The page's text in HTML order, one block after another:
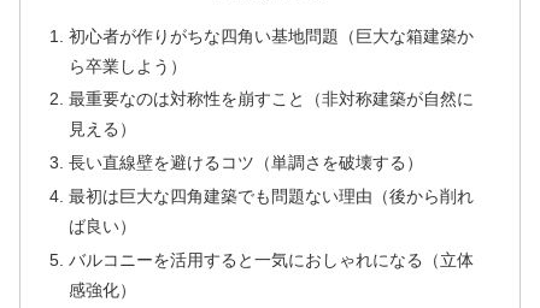
初心者が作りがちな四角い基地問題（巨大な箱建築か
ら卒業しよう）
最重要なのは対称性を崩すこと（非対称建築が自然に
見える）
長い直線壁を避けるコツ（単調さを破壊する）
最初は巨大な四角建築でも問題ない理由（後から削れ
ば良い）
バルコニーを活用すると一気におしゃれになる（立体
感強化）